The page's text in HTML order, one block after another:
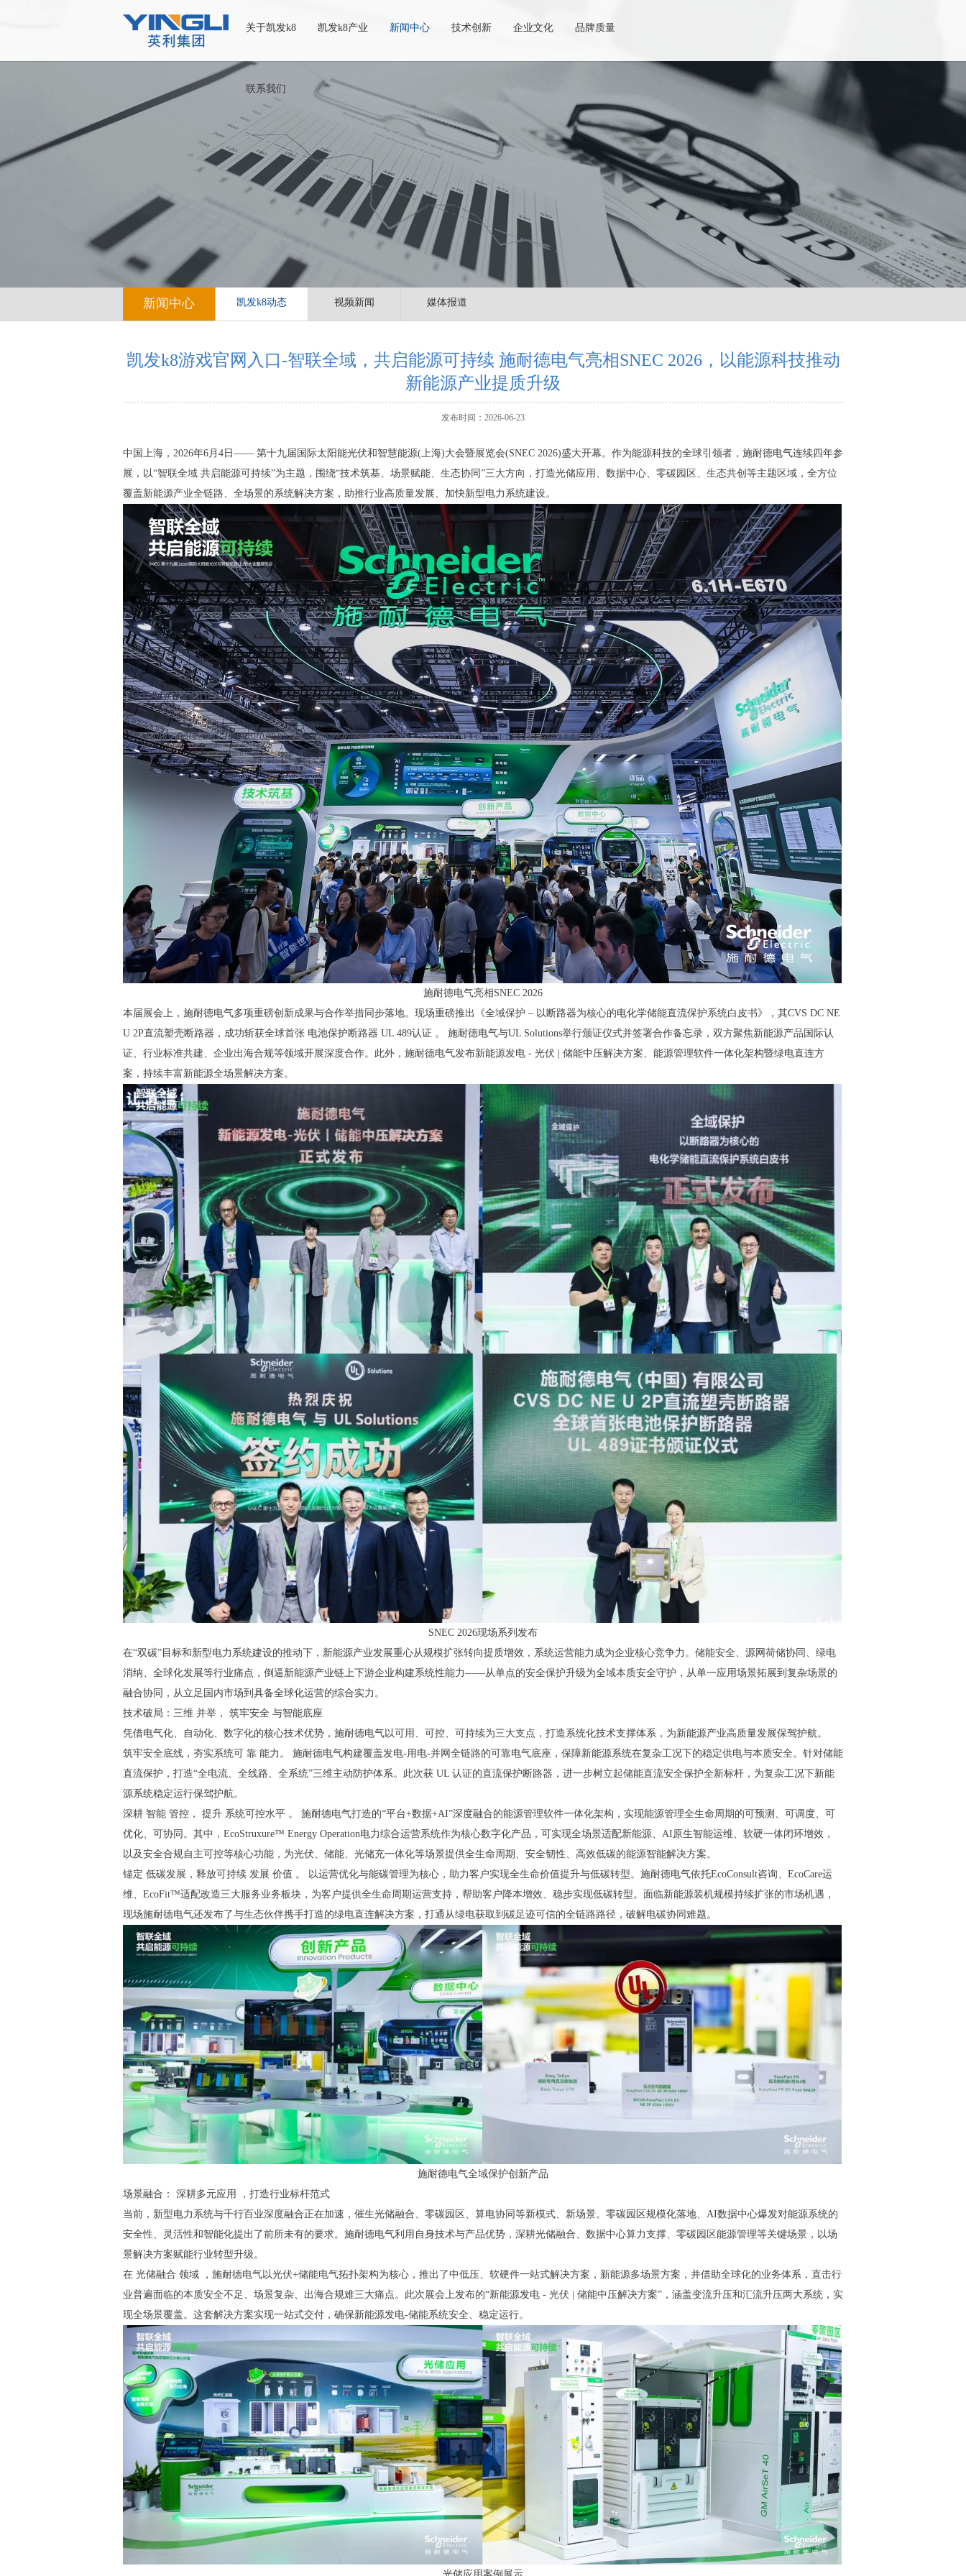
关于凯发k8 凯发k8产业 新闻中心 技术创新 企业文化 品牌质量
联系我们
新闻中心 凯发k8动态 视频新闻 媒体报道
凯发k8游戏官网入口-智联全域，共启能源可持续 施耐德电气亮相SNEC 2026，以能源科技推动
新能源产业提质升级
发布时间：2026-06-23
中国上海，2026年6月4日—— 第十九届国际太阳能光伏和智慧能源(上海)大会暨展览会(SNEC 2026)盛大开幕。作为能源科技的全球引领者，施耐德电气连续四年参
展，以“智联全域 共启能源可持续”为主题，围绕“技术筑基、场景赋能、生态协同”三大方向，打造光储应用、数据中心、零碳园区、生态共创等主题区域，全方位
覆盖新能源产业全链路、全场景的系统解决方案，助推行业高质量发展、加快新型电力系统建设。
施耐德电气亮相SNEC 2026
本届展会上，施耐德电气多项重磅创新成果与合作举措同步落地。现场重磅推出《全域保护 – 以断路器为核心的电化学储能直流保护系统白皮书》，其CVS DC NE
U 2P直流塑壳断路器，成功斩获全球首张 电池保护断路器 UL 489认证 。 施耐德电气与UL Solutions举行颁证仪式并签署合作备忘录，双方聚焦新能源产品国际认
证、行业标准共建、企业出海合规等领域开展深度合作。此外，施耐德电气发布新能源发电 - 光伏 | 储能中压解决方案、能源管理软件一体化架构暨绿电直连方
案，持续丰富新能源全场景解决方案。
SNEC 2026现场系列发布
在“双碳”目标和新型电力系统建设的推动下，新能源产业发展重心从规模扩张转向提质增效，系统运营能力成为企业核心竞争力。储能安全、源网荷储协同、绿电
消纳、全球化发展等行业痛点，倒逼新能源产业链上下游企业构建系统性能力——从单点的安全保护升级为全域本质安全守护，从单一应用场景拓展到复杂场景的
融合协同，从立足国内市场到具备全球化运营的综合实力。
技术破局：三维 并举， 筑牢安全 与智能底座
凭借电气化、自动化、数字化的核心技术优势，施耐德电气以可用、可控、可持续为三大支点，打造系统化技术支撑体系，为新能源产业高质量发展保驾护航。
筑牢安全底线，夯实系统可 靠 能力。 施耐德电气构建覆盖发电-用电-并网全链路的可靠电气底座，保障新能源系统在复杂工况下的稳定供电与本质安全。针对储能
直流保护，打造“全电流、全线路、全系统”三维主动防护体系。此次获 UL 认证的直流保护断路器，进一步树立起储能直流安全保护全新标杆，为复杂工况下新能
源系统稳定运行保驾护航。
深耕 智能 管控， 提升 系统可控水平 。 施耐德电气打造的“平台+数据+AI”深度融合的能源管理软件一体化架构，实现能源管理全生命周期的可预测、可调度、可
优化、可协同。其中，EcoStruxure™ Energy Operation电力综合运营系统作为核心数字化产品，可实现全场景适配新能源、AI原生智能运维、软硬一体闭环增效，
以及安全合规自主可控等核心功能，为光伏、储能、光储充一体化等场景提供全生命周期、安全韧性、高效低碳的能源智能解决方案。
锚定 低碳发展，释放可持续 发展 价值 。 以运营优化与能碳管理为核心，助力客户实现全生命价值提升与低碳转型。施耐德电气依托EcoConsult咨询、EcoCare运
维、EcoFit™适配改造三大服务业务板块，为客户提供全生命周期运营支持，帮助客户降本增效、稳步实现低碳转型。面临新能源装机规模持续扩张的市场机遇，
现场施耐德电气还发布了与生态伙伴携手打造的绿电直连解决方案，打通从绿电获取到碳足迹可信的全链路路径，破解电碳协同难题。
施耐德电气全域保护创新产品
场景融合： 深耕多元应用 ，打造行业标杆范式
当前，新型电力系统与千行百业深度融合正在加速，催生光储融合、零碳园区、算电协同等新模式、新场景。零碳园区规模化落地、AI数据中心爆发对能源系统的
安全性、灵活性和智能化提出了前所未有的要求。施耐德电气利用自身技术与产品优势，深耕光储融合、数据中心算力支撑、零碳园区能源管理等关键场景，以场
景解决方案赋能行业转型升级。
在 光储融合 领域 ，施耐德电气以光伏+储能电气拓扑架构为核心，推出了中低压、软硬件一站式解决方案，新能源多场景方案，并借助全球化的业务体系，直击行
业普遍面临的本质安全不足、场景复杂、出海合规难三大痛点。此次展会上发布的“新能源发电 - 光伏 | 储能中压解决方案”，涵盖变流升压和汇流升压两大系统，实
现全场景覆盖。这套解决方案实现一站式交付，确保新能源发电-储能系统安全、稳定运行。